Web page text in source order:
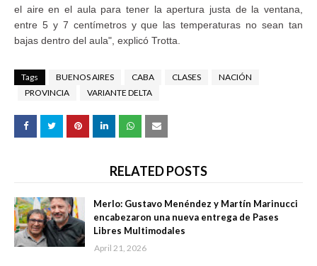
el aire en el aula para tener la apertura justa de la ventana,
entre 5 y 7 centímetros y que las temperaturas no sean tan
bajas dentro del aula", explicó Trotta.
Tags BUENOS AIRES CABA CLASES
NACIÓN
PROVINCIA
VARIANTE DELTA
RELATED POSTS
Merlo: Gustavo Menéndez y Martín Marinucci
encabezaron una nueva entrega de Pases
Libres Multimodales
April 21, 2026